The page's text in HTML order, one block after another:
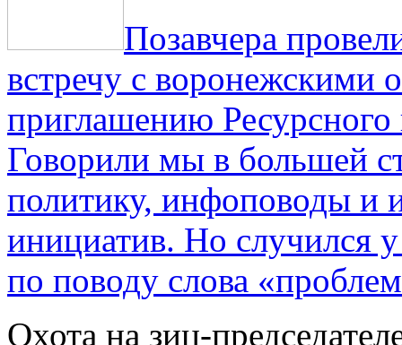
Позавчера
встречу с воронежскими
приглашению
Говорили мы в большей
политику, инфоповоды
инициатив. Но случился
по поводу слова
Охота на зиц-